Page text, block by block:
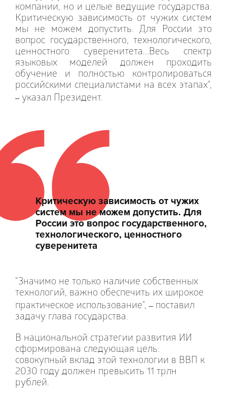
компании, но и целые ведущие государства.
Критическую зависимость от чужих систем
мы не можем допустить. Для России это
вопрос государственного, технологического,
ценностного суверенитета...Весь спектр
языковых моделей должен проходить
обучение и полностью контролироваться
российскими специалистами на всех этапах",
– указал Президент.
Критическую зависимость от чужих
систем мы не можем допустить. Для
России это вопрос государственного,
технологического, ценностного
суверенитета
"Значимо не только наличие собственных
технологий, важно обеспечить их широкое
практическое использование", – поставил
задачу глава государства.
В национальной стратегии развития ИИ
сформирована следующая цель:
совокупный вклад этой технологии в ВВП к
2030 году должен превысить 11 трлн
рублей.